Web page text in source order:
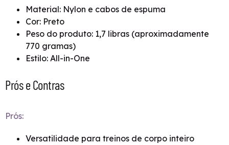
Material: Nylon e cabos de espuma
Cor: Preto
Peso do produto: 1,7 libras (aproximadamente
770 gramas)
Estilo: All-in-One
Prós e Contras
Prós:
Versatilidade para treinos de corpo inteiro